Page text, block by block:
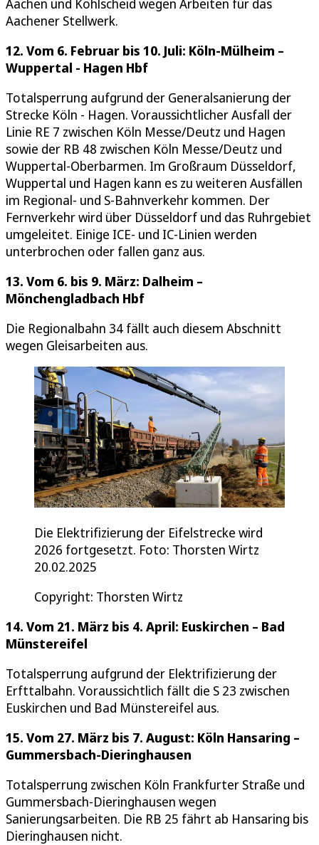
Aachener Stellwerk.
12. Vom 6. Februar bis 10. Juli: Köln-Mülheim –
Wuppertal - Hagen Hbf
Totalsperrung aufgrund der Generalsanierung der
Strecke Köln - Hagen. Voraussichtlicher Ausfall der
Linie RE 7 zwischen Köln Messe/Deutz und Hagen
sowie der RB 48 zwischen Köln Messe/Deutz und
Wuppertal-Oberbarmen. Im Großraum Düsseldorf,
Wuppertal und Hagen kann es zu weiteren Ausfällen
im Regional- und S-Bahnverkehr kommen. Der
Fernverkehr wird über Düsseldorf und das Ruhrgebiet
umgeleitet. Einige ICE- und IC-Linien werden
unterbrochen oder fallen ganz aus.
13. Vom 6. bis 9. März: Dalheim –
Mönchengladbach Hbf
Die Regionalbahn 34 fällt auch diesem Abschnitt
wegen Gleisarbeiten aus.
Die Elektrifizierung der Eifelstrecke wird
2026 fortgesetzt. Foto: Thorsten Wirtz
20.02.2025
Copyright: Thorsten Wirtz
14. Vom 21. März bis 4. April: Euskirchen – Bad
Münstereifel
Totalsperrung aufgrund der Elektrifizierung der
Erfttalbahn. Voraussichtlich fällt die S 23 zwischen
Euskirchen und Bad Münstereifel aus.
15. Vom 27. März bis 7. August: Köln Hansaring –
Gummersbach-Dieringhausen
Totalsperrung zwischen Köln Frankfurter Straße und
Gummersbach-Dieringhausen wegen
Sanierungsarbeiten. Die RB 25 fährt ab Hansaring bis
Dieringhausen nicht.